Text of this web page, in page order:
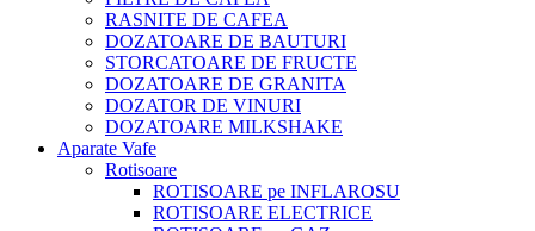
RASNITE DE CAFEA
DOZATOARE DE BAUTURI
STORCATOARE DE FRUCTE
DOZATOARE DE GRANITA
DOZATOR DE VINURI
DOZATOARE MILKSHAKE
Aparate Vafe
Rotisoare
ROTISOARE pe INFLAROSU
ROTISOARE ELECTRICE